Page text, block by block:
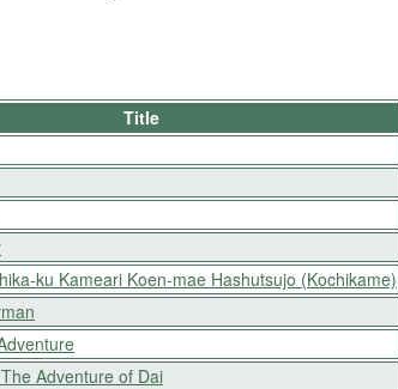
Title
ku Kameari Koen-mae Hashutsujo (Kochikame)
Adventure of Dai